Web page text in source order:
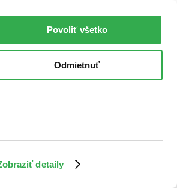
detaily
Povoliť všetko
Odmietnuť